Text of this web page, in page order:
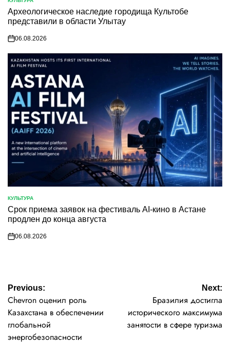
POSTED
IN
Археологическое наследие городища Культобе
представили в области Улытау
on
06.08.2026
POSTED
IN
КУЛЬТУРА
Срок приема заявок на фестиваль AI-кино в Астане
продлен до конца августа
on
06.08.2026
Навигация
по
записям
Previous:
Chevron оценил роль
Казахстана в обеспечении
глобальной
энергобезопасности
Next:
Бразилия достигла
исторического максимума
занятости в сфере туризма